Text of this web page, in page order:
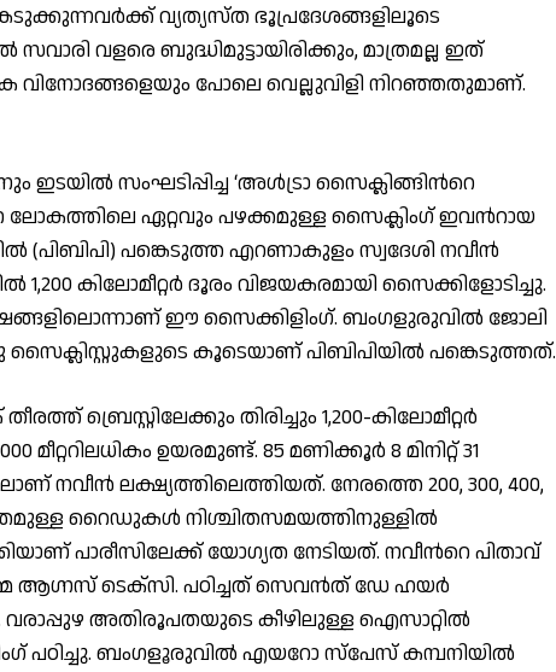
വ്യത്യസ്ത ഭൂപ്രദേശങ്ങളിലൂടെ
വളരെ ബുദ്ധിമുട്ടായിരിക്കും, മാത്രമല്ല ഇത്
വിനോദങ്ങളെയും പോലെ വെല്ലുവിളി നിറഞ്ഞതുമാണ്.
ഇടയില്‍ സംഘടിപ്പിച്ച ‘അള്‍ട്രാ സൈക്ലിങ്ങിന്‍റെ
ലോകത്തിലെ ഏറ്റവും പഴക്കമുള്ള സൈക്ലിംഗ് ഇവന്‍റായ
(പിബിപി) പങ്കെടുത്ത എറണാകുളം സ്വദേശി നവീന്‍
കിലോമീറ്റര്‍ ദൂരം വിജയകരമായി സൈക്കിളോടിച്ചു.
ഈ സൈക്കിളിംഗ്. ബംഗളുരുവില്‍ ജോലി
കൂടെയാണ് പിബിപിയില്‍ പങ്കെടുത്തത്.
ബ്രെസ്റ്റിലേക്കും തിരിച്ചും 1,200-കിലോമീറ്റര്‍
മീറ്ററിലധികം ഉയരമുണ്ട്. 85 മണിക്കൂര്‍ 8 മിനിറ്റ് 31
നവീന്‍ ലക്ഷ്യത്തിലെത്തിയത്. നേരത്തെ 200, 300, 400,
വീതമുള്ള റൈഡുകള്‍ നിശ്ചിതസമയത്തിനുള്ളില്‍
പാരീസിലേക്ക് യോഗ്യത നേടിയത്. നവീന്‍റെ പിതാവ്
ആഗ്നസ് ടെക്സി. പഠിച്ചത് സെവന്‍ത് ഡേ ഹയര്‍
അതിരൂപതയുടെ കീഴിലുള്ള ഐസാറ്റില്‍
പഠിച്ചു. ബംഗളൂരുവില്‍ എയറോ സ്പേസ് കമ്പനിയില്‍